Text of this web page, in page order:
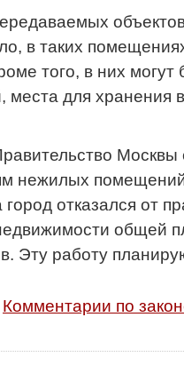
в таких
того, в них
места для хранения
Москвы
нежилых
отказался от
общей
Эту работу
Комментарии по